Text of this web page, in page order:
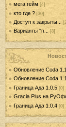
мега гейм [4]
кто где ? [30]
Доступ к закрыты...
Варианты "п... [8]
Обновление Coda
Обновление Coda
Граница Ада 1.0.5 [0]
Gracia Plus на
Граница Ада 1.0.4 [0]